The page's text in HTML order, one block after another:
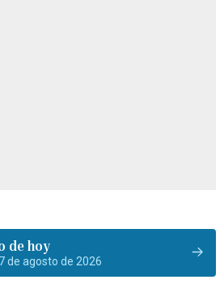
de hoy
de agosto de 2026